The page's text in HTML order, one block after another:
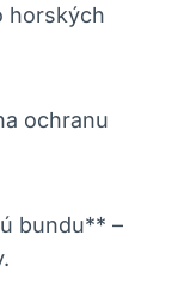
horských
ochranu
bundu** –